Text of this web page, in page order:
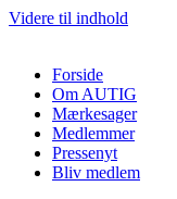
Videre til indhold
Forside
Om AUTIG
Mærkesager
Medlemmer
Pressenyt
Bliv medlem